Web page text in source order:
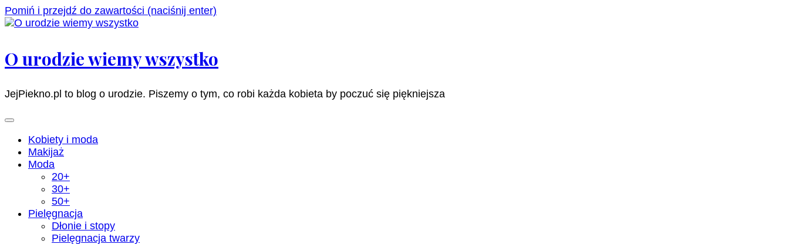
Pomiń i przejdź do zawartości (naciśnij enter)
O urodzie wiemy wszystko
JejPiekno.pl to blog o urodzie. Piszemy o tym, co robi każda kobieta by poczuć się piękniejsza
Kobiety i moda
Makijaż
Moda
20+
30+
50+
Pielęgnacja
Dłonie i stopy
Pielęgnacja twarzy